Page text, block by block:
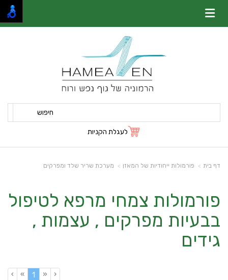
חיפוש
לעגלת הקניות
דף בית פורמולות ייחודיות של המאזן מערכת שריר שלד ומפרקים
פורמולות צמחי מרפא לטיפול
בבעיות מפרקים , עצמות ,
גידים
‹
«
1
(current)
»
›